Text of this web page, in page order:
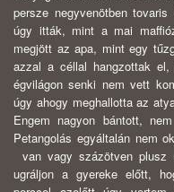
persze negyvenötben
úgy itták, mint a mai
megjött az apa, mint egy
azzal a céllal hangzottak
égvilágon senki nem vett
úgy ahogy meghallotta az
Engem nagyon bántott,
Petangolás egyáltalán nem
van vagy százötven
ugráljon a gyereke előtt,